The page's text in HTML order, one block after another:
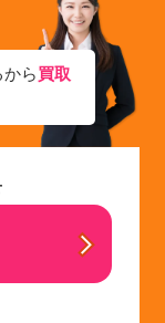
ら買取